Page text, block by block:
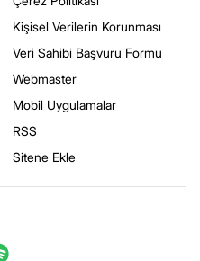
Kişisel Verilerin Korunması
Veri Sahibi Başvuru Formu
Webmaster
Mobil Uygulamalar
RSS
Sitene Ekle